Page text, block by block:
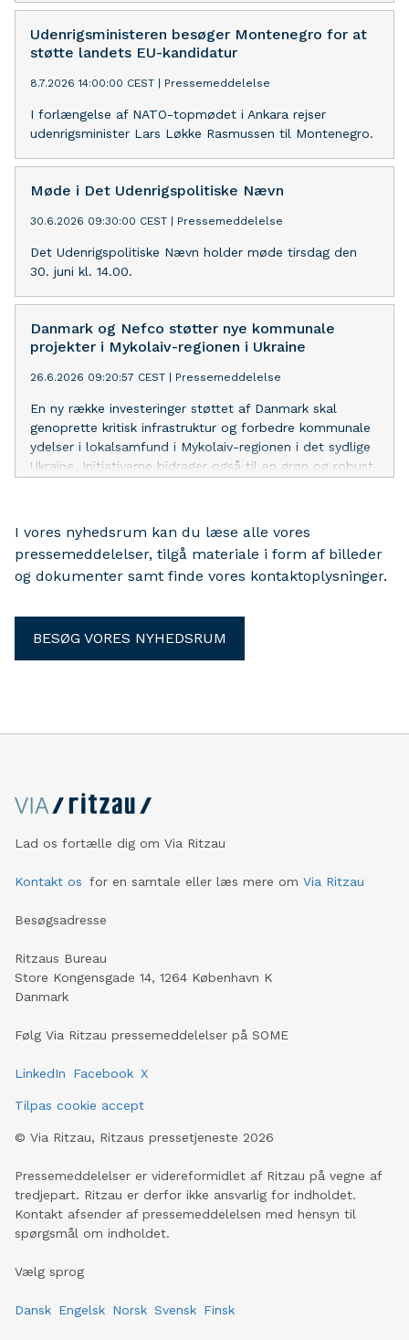
Udenrigsministeren besøger Montenegro for at
støtte landets EU-kandidatur
8.7.2026 14:00:00 CEST Pressemeddelelse
I forlængelse af NATO-topmødet i Ankara rejser
udenrigsminister Lars Løkke Rasmussen til Montenegro.
Møde i Det Udenrigspolitiske Nævn
30.6.2026 09:30:00 CEST Pressemeddelelse
Det Udenrigspolitiske Nævn holder møde tirsdag den
30. juni kl. 14.00.
Danmark og Nefco støtter nye kommunale
projekter i Mykolaiv-regionen i Ukraine
26.6.2026 09:20:57 CEST Pressemeddelelse
En ny række investeringer støttet af Danmark skal
genoprette kritisk infrastruktur og forbedre kommunale
ydelser i lokalsamfund i Mykolaiv-regionen i det sydlige
Ukraine. Initiativerne bidrager også til en grøn og robust
I vores nyhedsrum kan du læse alle vores
pressemeddelelser, tilgå materiale i form af billeder
og dokumenter samt finde vores kontaktoplysninger.
BESØG VORES NYHEDSRUM
Lad os fortælle dig om Via Ritzau
Kontakt os for en samtale eller læs mere om Via Ritzau
Besøgsadresse
Ritzaus Bureau
Store Kongensgade 14, 1264 København K
Danmark
Følg Via Ritzau pressemeddelelser på SOME
LinkedIn Facebook X
Tilpas cookie accept
© Via Ritzau, Ritzaus pressetjeneste 2026
Pressemeddelelser er videreformidlet af Ritzau på vegne af
tredjepart. Ritzau er derfor ikke ansvarlig for indholdet.
Kontakt afsender af pressemeddelelsen med hensyn til
spørgsmål om indholdet.
Vælg sprog
Dansk Engelsk Norsk Svensk Finsk